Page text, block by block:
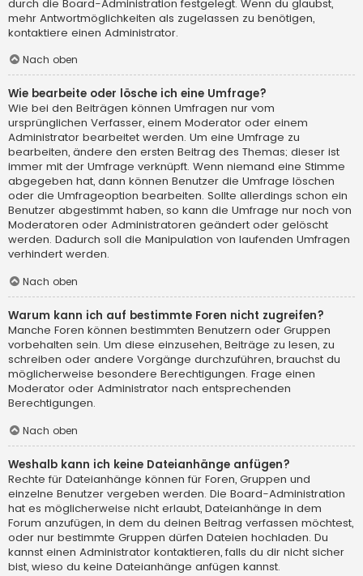
durch die Board-Administration festgelegt. Wenn du glaubst,
mehr Antwortmöglichkeiten als zugelassen zu benötigen,
kontaktiere einen Administrator.
Nach oben
Wie bearbeite oder lösche ich eine Umfrage?
Wie bei den Beiträgen können Umfragen nur vom
ursprünglichen Verfasser, einem Moderator oder einem
Administrator bearbeitet werden. Um eine Umfrage zu
bearbeiten, ändere den ersten Beitrag des Themas; dieser ist
immer mit der Umfrage verknüpft. Wenn niemand eine Stimme
abgegeben hat, dann können Benutzer die Umfrage löschen
oder die Umfrageoption bearbeiten. Sollte allerdings schon ein
Benutzer abgestimmt haben, so kann die Umfrage nur noch von
Moderatoren oder Administratoren geändert oder gelöscht
werden. Dadurch soll die Manipulation von laufenden Umfragen
verhindert werden.
Nach oben
Warum kann ich auf bestimmte Foren nicht zugreifen?
Manche Foren können bestimmten Benutzern oder Gruppen
vorbehalten sein. Um diese einzusehen, Beiträge zu lesen, zu
schreiben oder andere Vorgänge durchzuführen, brauchst du
möglicherweise besondere Berechtigungen. Frage einen
Moderator oder Administrator nach entsprechenden
Berechtigungen.
Nach oben
Weshalb kann ich keine Dateianhänge anfügen?
Rechte für Dateianhänge können für Foren, Gruppen und
einzelne Benutzer vergeben werden. Die Board-Administration
hat es möglicherweise nicht erlaubt, Dateianhänge in dem
Forum anzufügen, in dem du deinen Beitrag verfassen möchtest,
oder nur bestimmte Gruppen dürfen Dateien hochladen. Du
kannst einen Administrator kontaktieren, falls du dir nicht sicher
bist, wieso du keine Dateianhänge anfügen kannst.